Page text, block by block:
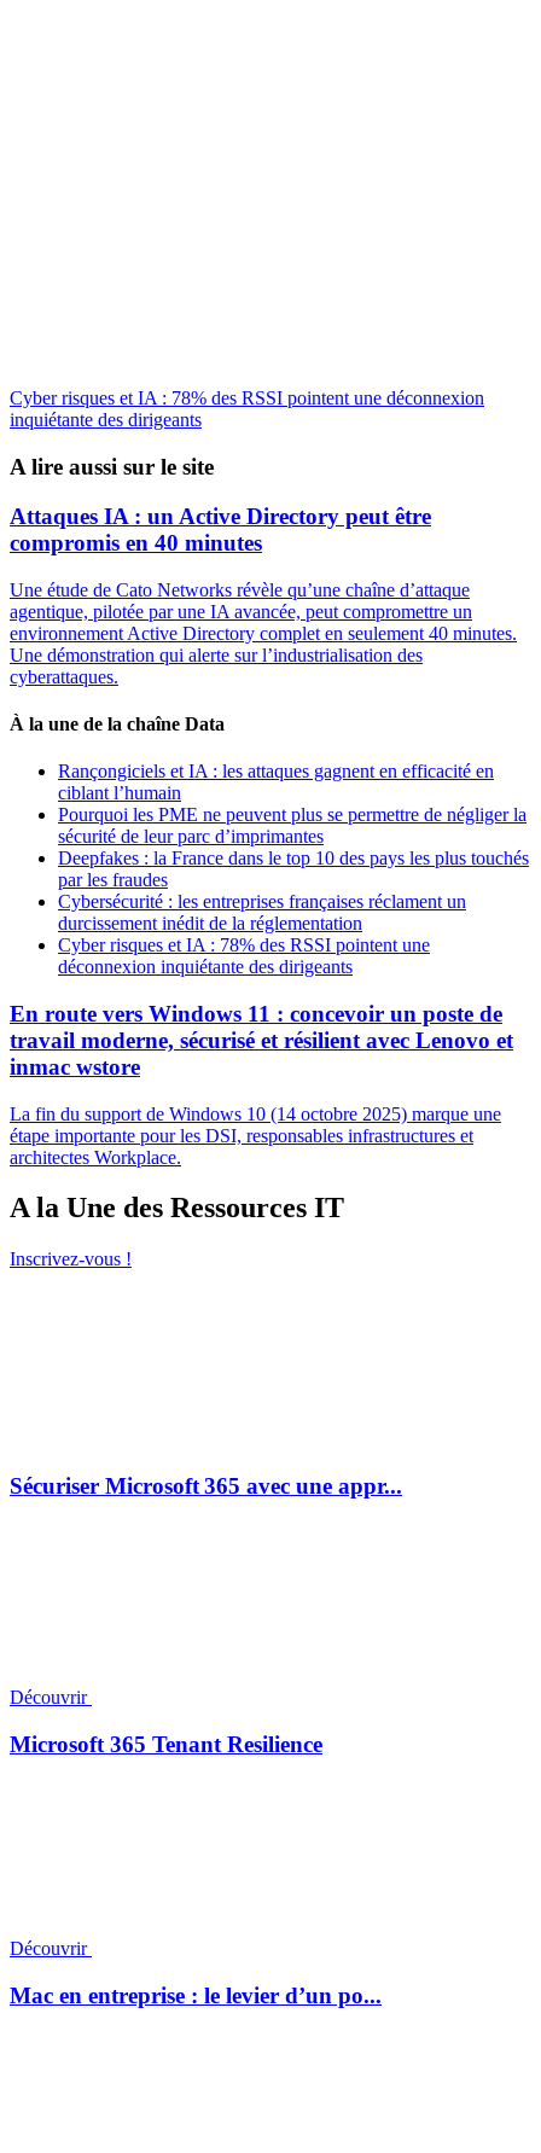
Cyber risques et IA : 78% des RSSI pointent une déconnexion
inquiétante des dirigeants
A lire aussi sur le site
Attaques IA : un Active Directory peut être
compromis en 40 minutes
Une étude de Cato Networks révèle qu’une chaîne d’attaque
agentique, pilotée par une IA avancée, peut compromettre un
environnement Active Directory complet en seulement 40 minutes.
Une démonstration qui alerte sur l’industrialisation des
cyberattaques.
À la une de la chaîne Data
Rançongiciels et IA : les attaques gagnent en efficacité en
ciblant l’humain
Pourquoi les PME ne peuvent plus se permettre de négliger la
sécurité de leur parc d’imprimantes
Deepfakes : la France dans le top 10 des pays les plus touchés
par les fraudes
Cybersécurité : les entreprises françaises réclament un
durcissement inédit de la réglementation
Cyber risques et IA : 78% des RSSI pointent une
déconnexion inquiétante des dirigeants
En route vers Windows 11 : concevoir un poste de
travail moderne, sécurisé et résilient avec Lenovo et
inmac wstore
La fin du support de Windows 10 (14 octobre 2025) marque une
étape importante pour les DSI, responsables infrastructures et
architectes Workplace.
A la Une des Ressources IT
Inscrivez-vous !
Sécuriser Microsoft 365 avec une appr...
Découvrir
Microsoft 365 Tenant Resilience
Découvrir
Mac en entreprise : le levier d’un po...